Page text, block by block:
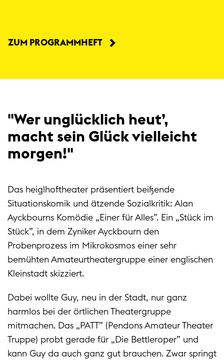
ZUM PROGRAMMHEFT
"Wer unglücklich heut’,
macht sein Glück vielleicht
morgen!"
Das heiglhoftheater präsentiert beißende
Situationskomik und ätzende Sozialkritik: Alan
Ayckbourns Komödie „Einer für Alles”. Ein „Stück im
Stück”, in dem Zyniker Ayckbourn den
Probenprozess im Mikrokosmos einer sehr
bemühten Amateurtheatergruppe einer englischen
Kleinstadt skizziert.
Dabei wollte Guy, neu in der Stadt, nur ganz
harmlos bei der örtlichen Theatergruppe
mitmachen. Das „PATT” (Pendons Amateur Theater
Truppe) probt gerade für „Die Bettleroper” und
kann Guy da auch ganz gut brauchen. Zwar springt